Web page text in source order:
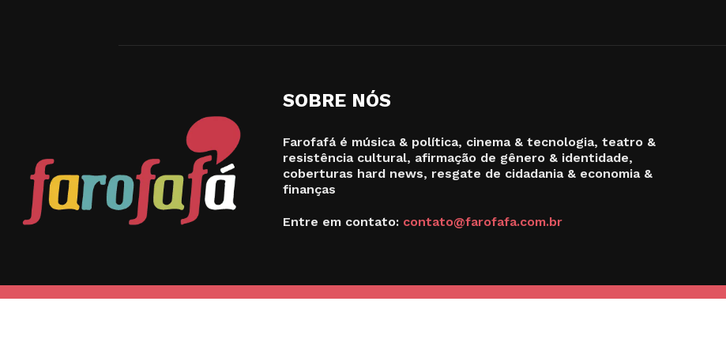
SOBRE NÓS
Farofafá é música & política, cinema & tecnologia, teatro &
resistência cultural, afirmação de gênero & identidade,
coberturas hard news, resgate de cidadania & economia &
finanças
Entre em contato: contato@farofafa.com.br